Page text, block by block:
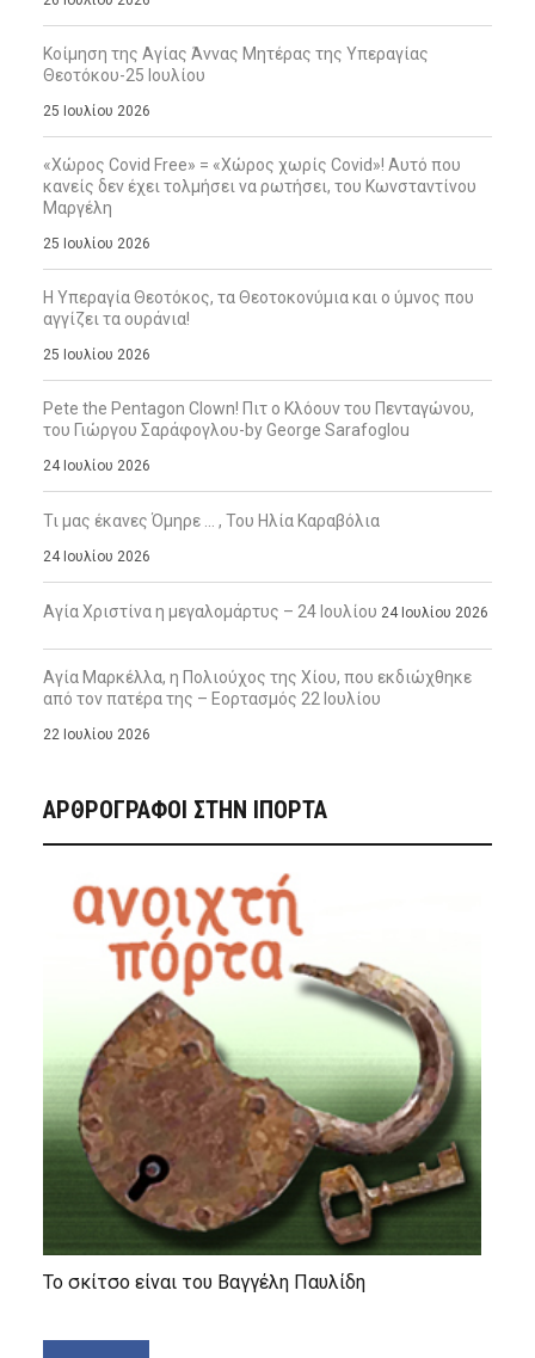
Κοίμηση της Αγίας Άννας Μητέρας της Υπεραγίας
Θεοτόκου-25 Ιουλίου
25 Ιουλίου 2026
«Χώρος Covid Free» = «Χώρος χωρίς Covid»! Αυτό που
κανείς δεν έχει τολμήσει να ρωτήσει, του Κωνσταντίνου
Μαργέλη
25 Ιουλίου 2026
Η Υπεραγία Θεοτόκος, τα Θεοτοκονύμια και ο ύμνος που
αγγίζει τα ουράνια!
25 Ιουλίου 2026
Pete the Pentagon Clown! Πιτ ο Κλόουν του Πενταγώνου,
του Γιώργου Σαράφογλου-by George Sarafoglou
24 Ιουλίου 2026
Τι μας έκανες Όμηρε … , Του Ηλία Καραβόλια
24 Ιουλίου 2026
Αγία Χριστίνα η μεγαλομάρτυς – 24 Ιουλίου 24 Ιουλίου 2026
Αγία Μαρκέλλα, η Πολιούχος της Χίου, που εκδιώχθηκε
από τον πατέρα της – Εορτασμός 22 Ιουλίου
22 Ιουλίου 2026
ΑΡΘΡΟΓΡΑΦΟΙ ΣΤΗΝ IΠΟΡΤΑ
Το σκίτσο είναι του Βαγγέλη Παυλίδη